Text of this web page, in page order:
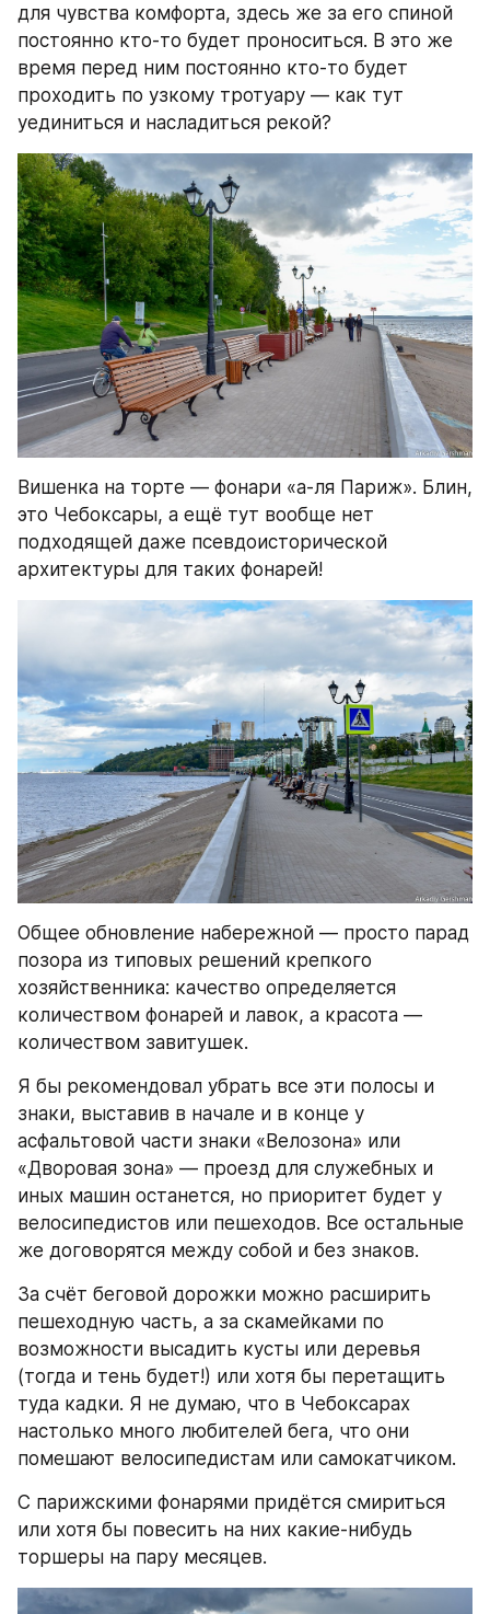
для чувства комфорта, здесь же за его спиной
постоянно кто-то будет проноситься. В это же
время перед ним постоянно кто-то будет
проходить по узкому тротуару — как тут
уединиться и насладиться рекой?
Вишенка на торте — фонари «а-ля Париж». Блин,
это Чебоксары, а ещё тут вообще нет
подходящей даже псевдоисторической
архитектуры для таких фонарей!
Общее обновление набережной — просто парад
позора из типовых решений крепкого
хозяйственника: качество определяется
количеством фонарей и лавок, а красота —
количеством завитушек.
Я бы рекомендовал убрать все эти полосы и
знаки, выставив в начале и в конце у
асфальтовой части знаки «Велозона» или
«Дворовая зона» — проезд для служебных и
иных машин останется, но приоритет будет у
велосипедистов или пешеходов. Все остальные
же договорятся между собой и без знаков.
За счёт беговой дорожки можно расширить
пешеходную часть, а за скамейками по
возможности высадить кусты или деревья
(тогда и тень будет!) или хотя бы перетащить
туда кадки. Я не думаю, что в Чебоксарах
настолько много любителей бега, что они
помешают велосипедистам или самокатчиком.
С парижскими фонарями придётся смириться
или хотя бы повесить на них какие-нибудь
торшеры на пару месяцев.